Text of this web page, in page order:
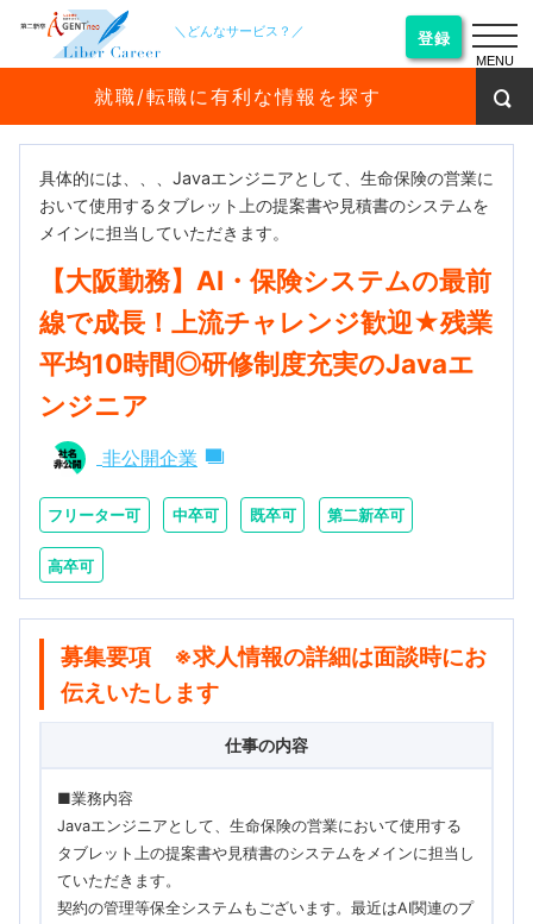
＼どんなサービス？／ 登録
就職/転職に有利な情報を探す
具体的には、、、Javaエンジニアとして、生命保険の営業に
おいて使用するタブレット上の提案書や見積書のシステムを
メインに担当していただきます。
【大阪勤務】AI・保険システムの最前
線で成長！上流チャレンジ歓迎★残業
平均10時間◎研修制度充実のJavaエ
ンジニア
非公開企業
フリーター可 中卒可 既卒可 第二新卒可
高卒可
募集要項 ※求人情報の詳細は面談時にお
伝えいたします
仕事の内容
■業務内容
Javaエンジニアとして、生命保険の営業において使用する
タブレット上の提案書や見積書のシステムをメインに担当し
ていただきます。
契約の管理等保全システムもございます。最近はAI関連のプ
MENU